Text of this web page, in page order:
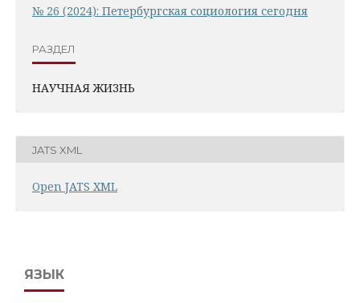
№ 26 (2024): Петербургская социология сегодня
РАЗДЕЛ
НАУЧНАЯ ЖИЗНЬ
JATS XML
Open JATS XML
ЯЗЫК